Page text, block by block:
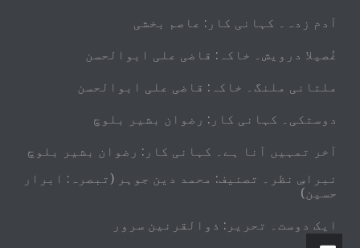
آدم زدہ۔ کہانی کار: عاصم بخشی
غُصیلا درویش۔ خاکہ: قاضی علی ابوالحسن
ملتانی ملنگ۔ خاکہ: قاضی علی ابوالحسن
دوستکی۔ کہانی کار: رضوان بشیر بلوچ
آخر تمہیں آنا ہے۔ کہانی کار: رضوان بشیر بلوچ
نبراسِ نظر۔ تصنیف: محمد دین جوہر (تبصرہ: ابرار
حسین)
ایک دوست۔ تحریر: ذوالقرنین سرور